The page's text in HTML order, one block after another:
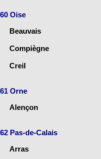
60 Oise
Beauvais
Compiègne
Creil
61 Orne
Alençon
62 Pas-de-Calais
Arras